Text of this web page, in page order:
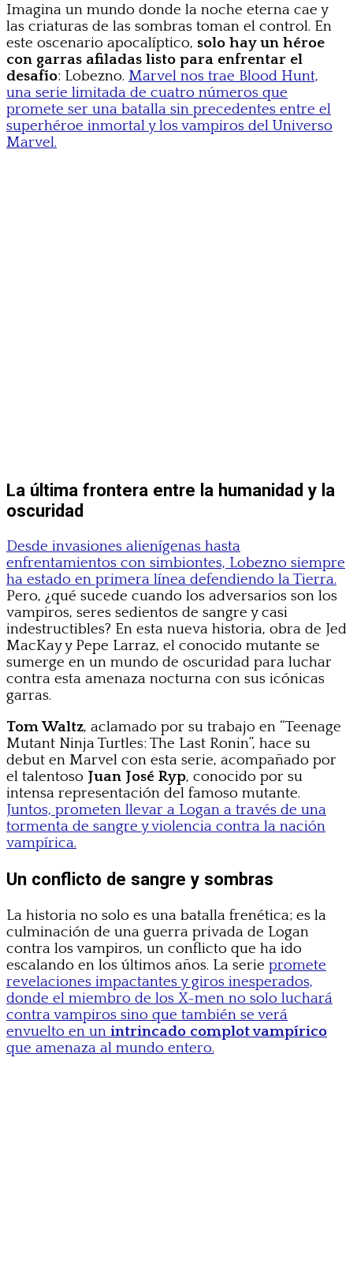
Imagina un mundo donde la noche eterna cae y
las criaturas de las sombras toman el control. En
este oscenario apocalíptico, solo hay un héroe
con garras afiladas listo para enfrentar el
desafío: Lobezno. Marvel nos trae Blood Hunt,
una serie limitada de cuatro números que
promete ser una batalla sin precedentes entre el
superhéroe inmortal y los vampiros del Universo
Marvel.
La última frontera entre la humanidad y la
oscuridad
Desde invasiones alienígenas hasta
enfrentamientos con simbiontes, Lobezno siempre
ha estado en primera línea defendiendo la Tierra.
Pero, ¿qué sucede cuando los adversarios son los
vampiros, seres sedientos de sangre y casi
indestructibles? En esta nueva historia, obra de Jed
MacKay y Pepe Larraz, el conocido mutante se
sumerge en un mundo de oscuridad para luchar
contra esta amenaza nocturna con sus icónicas
garras.
Tom Waltz, aclamado por su trabajo en “Teenage
Mutant Ninja Turtles: The Last Ronin”, hace su
debut en Marvel con esta serie, acompañado por
el talentoso Juan José Ryp, conocido por su
intensa representación del famoso mutante.
Juntos, prometen llevar a Logan a través de una
tormenta de sangre y violencia contra la nación
vampírica.
Un conflicto de sangre y sombras
La historia no solo es una batalla frenética; es la
culminación de una guerra privada de Logan
contra los vampiros, un conflicto que ha ido
escalando en los últimos años. La serie promete
revelaciones impactantes y giros inesperados,
donde el miembro de los X-men no solo luchará
contra vampiros sino que también se verá
envuelto en un intrincado complot vampírico
que amenaza al mundo entero.